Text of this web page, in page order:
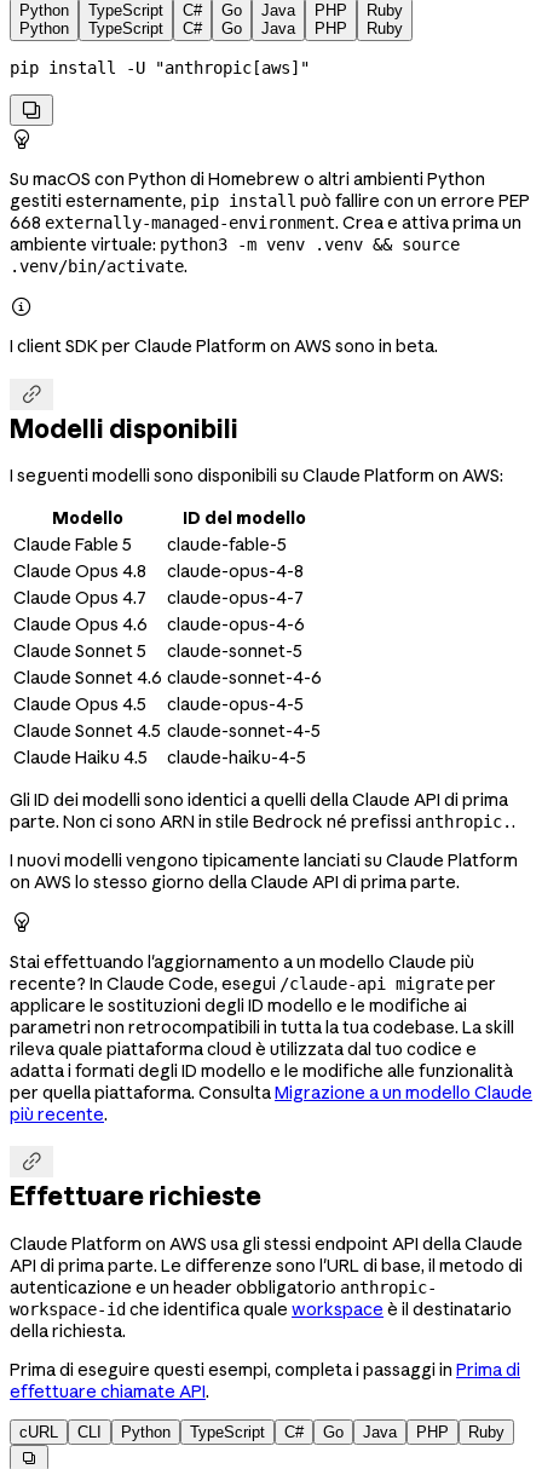
Python
Python
TypeScript
TypeScript
C#
C#
Go
Go
Java
Java
PHP
PHP
Ruby
Ruby
pip install -U "anthropic[aws]"


Su macOS con Python di Homebrew o altri ambienti Python
gestiti esternamente, pip install può fallire con un errore PEP
668 externally-managed-environment. Crea e attiva prima un
ambiente virtuale: python3 -m venv .venv && source
.venv/bin/activate.

I client SDK per Claude Platform on AWS sono in beta.

Modelli disponibili
I seguenti modelli sono disponibili su Claude Platform on AWS:
Modello
ID del modello
Claude Fable 5
claude-fable-5
Claude Opus 4.8
claude-opus-4-8
Claude Opus 4.7
claude-opus-4-7
Claude Opus 4.6
claude-opus-4-6
Claude Sonnet 5
claude-sonnet-5
Claude Sonnet 4.6 claude-sonnet-4-6
Claude Opus 4.5
claude-opus-4-5
Claude Sonnet 4.5 claude-sonnet-4-5
Claude Haiku 4.5
claude-haiku-4-5
Gli ID dei modelli sono identici a quelli della Claude API di prima
parte. Non ci sono ARN in stile Bedrock né prefissi anthropic..
I nuovi modelli vengono tipicamente lanciati su Claude Platform
on AWS lo stesso giorno della Claude API di prima parte.

Stai effettuando l'aggiornamento a un modello Claude più
recente? In Claude Code, esegui /claude-api migrateper
applicare le sostituzioni degli ID modello e le modifiche ai
parametri non retrocompatibili in tutta la tua codebase. La skill
rileva quale piattaforma cloud è utilizzata dal tuo codice e
adatta i formati degli ID modello e le modifiche alle funzionalità
per quella piattaforma. ConsultaMigrazione a un modello Claude
più recente.

Effettuare richieste
Claude Platform on AWS usa gli stessi endpoint API della Claude
API di prima parte. Le differenze sono l'URL di base, il metodo di
autenticazione e un header obbligatorio anthropic-
workspace-id che identifica quale workspace è il destinatario
della richiesta.
Prima di eseguire questi esempi, completa i passaggi in Prima di
effettuare chiamate API.
cURL CLI Python TypeScript C# Go Java PHP Ruby
